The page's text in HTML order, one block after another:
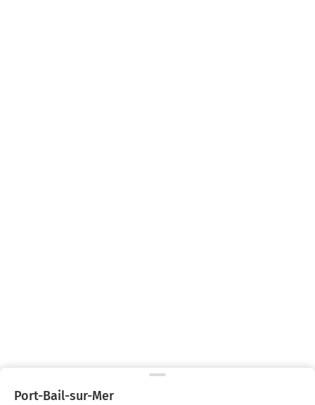
Port-Bail-sur-Mer